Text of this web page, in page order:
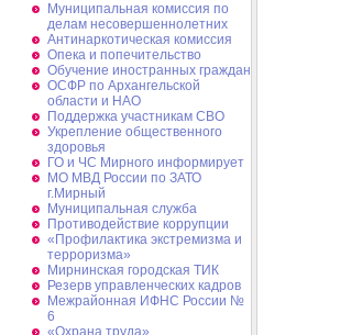
Муниципальная комиссия по
делам несовершеннолетних
Антинаркотическая комиссия
Опека и попечительство
Обучение иностранных граждан
ОСФР по Архангельской
области и НАО
Поддержка участникам СВО
Укрепление общественного
здоровья
ГО и ЧС Мирного информирует
МО МВД России по ЗАТО
г.Мирный
Муниципальная cлужба
Противодействие коррупции
«Профилактика экстремизма и
терроризма»
Мирнинская городская ТИК
Резерв управленческих кадров
Межрайонная ИФНС России №
6
«Охрана труда»